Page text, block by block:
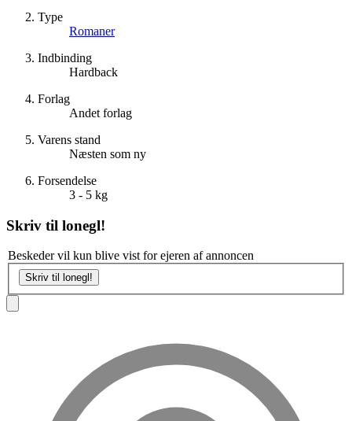
Type
Romaner
Indbinding
Hardback
Forlag
Andet forlag
Varens stand
Næsten som ny
Forsendelse
3 - 5 kg
Skriv til lonegl!
Beskeder vil kun blive vist for ejeren af annoncen
Skriv til lonegl!